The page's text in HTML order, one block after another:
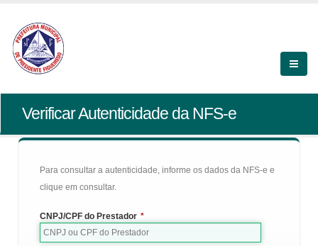
Verificar Autenticidade da NFS-e
Para consultar a autenticidade, informe os dados da NFS-e e
clique em consultar.
CNPJ/CPF do Prestador *